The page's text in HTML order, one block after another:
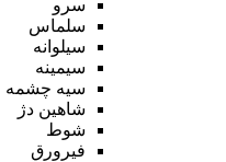
سرو
سلماس
سیلوانه
سیمینه
سیه چشمه
شاهین دژ
شوط
فیرورق